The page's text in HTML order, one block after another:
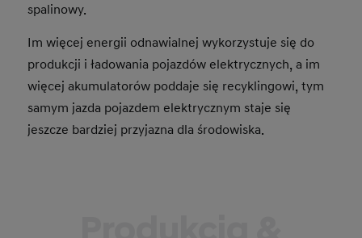
spalinowy.
Im więcej energii odnawialnej wykorzystuje się do
produkcji i ładowania pojazdów elektrycznych, a im
więcej akumulatorów poddaje się recyklingowi, tym
samym jazda pojazdem elektrycznym staje się
jeszcze bardziej przyjazna dla środowiska.